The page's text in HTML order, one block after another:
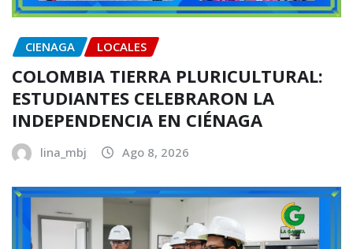
CIENAGA LOCALES
COLOMBIA TIERRA PLURICULTURAL:
ESTUDIANTES CELEBRARON LA
INDEPENDENCIA EN CIÉNAGA
lina_mbj Ago 8, 2026